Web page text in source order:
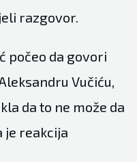
razgovor.
počeo da govori
Vučiću,
da to ne može da
je reakcija